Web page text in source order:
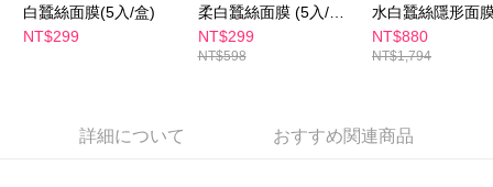
1.初回 AFTEEを ご利用の際に、認証結果及び当社の審査の結果に基づ
き、限度額が設定されます。
2.決済金額は最低NT$20です。
ロテクションズ（以下 AFTEE という）が提供し、AFTEEが代金を徴収し
ます。当サービスご利用の際に提供しなければならない個人情報（注文者
付款後7-11取貨
配送毎にNT$100、NT$600以上で送料無料
白蠶絲面膜(5入/盒)
NT$299
柔白蠶絲面膜 (5入/盒)
(買一送一)
NT$299
NT$598
水白蠶絲隱形面
組#亮白 #保濕
NT$880
NT$1,794
詳細について おすすめ関連商品